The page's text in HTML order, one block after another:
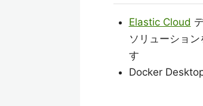
Elastic Cloud
ソリューショ
す
Docker